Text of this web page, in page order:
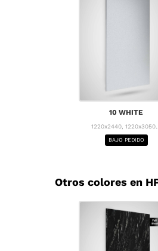
10 WHITE
1220x2440,
BAJO PEDIDO
Otros colores en